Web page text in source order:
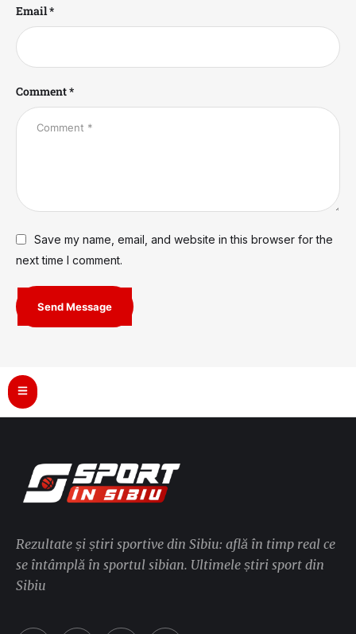
Comment *
Email *
Save my name, email, and website in this browser for the
next time I comment.
Send Message
Rezultate și știri sportive din Sibiu: află în timp real ce
se întâmplă în sportul sibian. Ultimele știri sport din
Sibiu